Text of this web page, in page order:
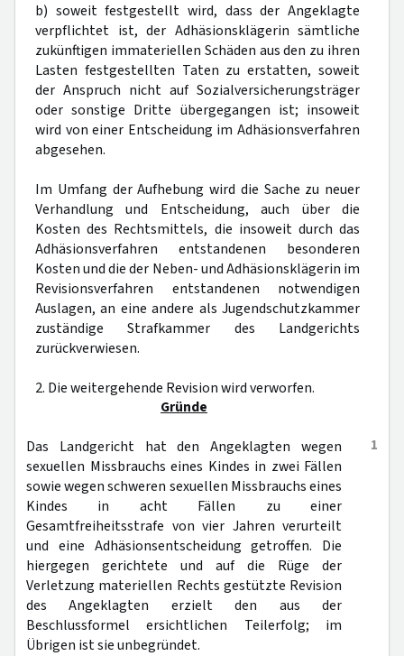
b) soweit festgestellt wird, dass der Angeklagte
verpflichtet ist, der Adhäsionsklägerin sämtliche
zukünftigen immateriellen Schäden aus den zu ihren
Lasten festgestellten Taten zu erstatten, soweit
der Anspruch nicht auf Sozialversicherungsträger
oder sonstige Dritte übergegangen ist; insoweit
wird von einer Entscheidung im Adhäsionsverfahren
abgesehen.
Im Umfang der Aufhebung wird die Sache zu neuer
Verhandlung und Entscheidung, auch über die
Kosten des Rechtsmittels, die insoweit durch das
Adhäsionsverfahren entstandenen besonderen
Kosten und die der Neben- und Adhäsionsklägerin im
Revisionsverfahren entstandenen notwendigen
Auslagen, an eine andere als Jugendschutzkammer
zuständige Strafkammer des Landgerichts
zurückverwiesen.
2. Die weitergehende Revision wird verworfen.
Gründe
1
Das Landgericht hat den Angeklagten wegen
sexuellen Missbrauchs eines Kindes in zwei Fällen
sowie wegen schweren sexuellen Missbrauchs eines
Kindes in acht Fällen zu einer
Gesamtfreiheitsstrafe von vier Jahren verurteilt
und eine Adhäsionsentscheidung getroffen. Die
hiergegen gerichtete und auf die Rüge der
Verletzung materiellen Rechts gestützte Revision
des Angeklagten erzielt den aus der
Beschlussformel ersichtlichen Teilerfolg; im
Übrigen ist sie unbegründet.